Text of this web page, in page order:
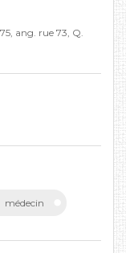
ang. rue 73, Q.
médecin